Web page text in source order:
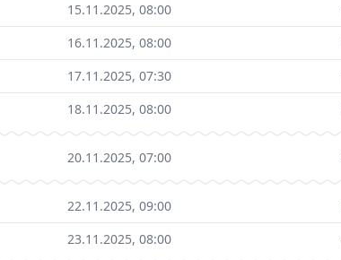
15.11.2025, 08:00
16.11.2025, 08:00
17.11.2025, 07:30
18.11.2025, 08:00
20.11.2025, 07:00
22.11.2025, 09:00
23.11.2025, 08:00